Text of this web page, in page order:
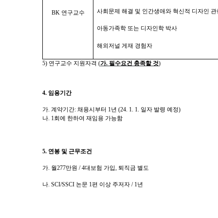
BK 연구교수 사회문제 해결 및 인간생애와 혁신적 디자인
아동가족학 또는 디자인학 박사
해외저널 게재 경험자
5) 연구교수 지원자격 (가. 필수요건 충족할 것)
4. 임용기간
가 계약기간: 채용시부터 1 년 (24. 1. 1. 일자 발령 예정)
나 . 1 회에 한하여 재임용 가능함
5. 연봉 및 근무조건
가 월277만원 / 4대보험 가입 퇴직금 별도
나 . SCI/SSCI 논문 1편 이상 주저자 / 1 년